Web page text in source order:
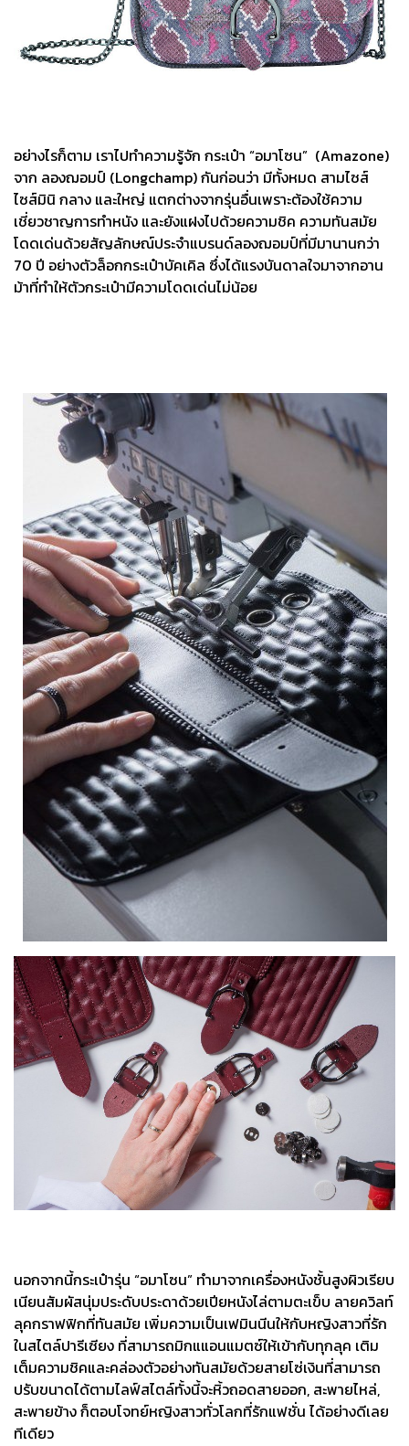
อย่างไรก็ตาม เราไปทำความรู้จัก กระเป๋า “อมาโซน” (Amazone)
จาก ลองฌอมป์ (Longchamp) กันก่อนว่า มีทั้งหมด สามไซส์
ไซส์มินิ กลาง และใหญ่ แตกต่างจากรุ่นอื่นเพราะต้องใช้ความ
เชี่ยวชาญการทำหนัง และยังแฝงไปด้วยความชิค ความทันสมัย
โดดเด่นด้วยสัญลักษณ์ประจำแบรนด์ลองฌอมป์ที่มีมานานกว่า
70 ปี อย่างตัวล็อกกระเป๋าบัคเคิล ซึ่งได้แรงบันดาลใจมาจากอาน
ม้าที่ทำให้ตัวกระเป๋ามีความโดดเด่นไม่น้อย
นอกจากนี้กระเป๋ารุ่น “อมาโซน” ทำมาจากเครื่องหนังชั้นสูงผิวเรียบ
เนียนสัมผัสนุ่มประดับประดาด้วยเปียหนังไล่ตามตะเข็บ ลายควิลท์
ลุคกราฟฟิกที่ทันสมัย เพิ่มความเป็นเฟมินนีนให้กับหญิงสาวที่รัก
ในสไตล์ปารีเซียง ที่สามารถมิกแแอนแมตซ์ให้เข้ากับทุกลุค เติม
เต็มความชิคและคล่องตัวอย่างทันสมัยด้วยสายโซ่เงินที่สามารถ
ปรับขนาดได้ตามไลฟ์สไตล์ทั้งนี้จะหิ้วถอดสายออก, สะพายไหล่,
สะพายข้าง ก็ตอบโจทย์หญิงสาวทั่วโลกที่รักแฟชั่น ได้อย่างดีเลย
ทีเดียว